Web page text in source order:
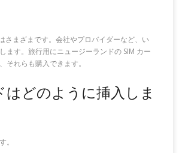
さまざまです。会社やプロバイダーなど、い
ます。旅行用にニュージーランドの SIM カー
それらも購入できます。
はどのように挿入しま
。